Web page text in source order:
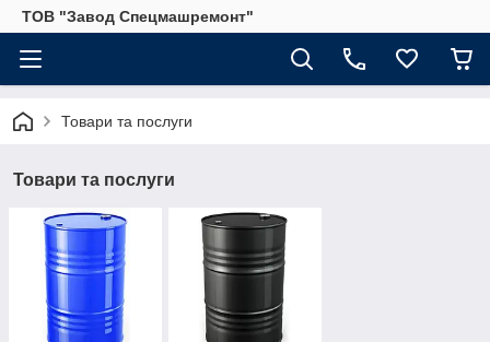
ТОВ "Завод Спецмашремонт"
Товари та послуги
Товари та послуги